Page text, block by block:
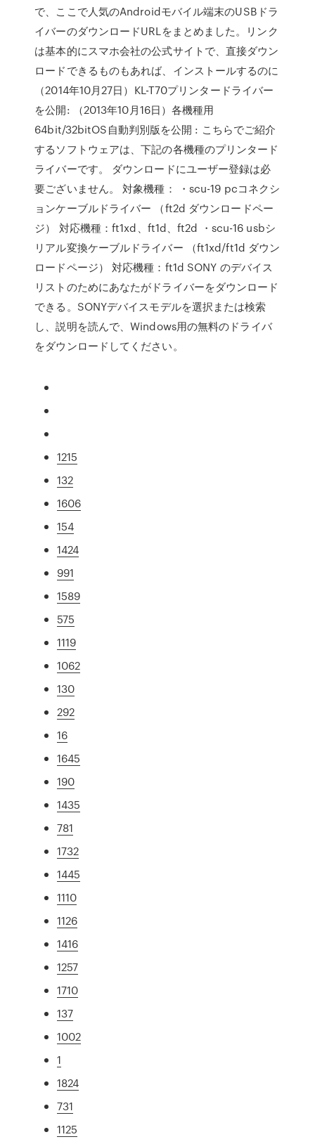
で、ここで人気のAndroidモバイル端末のUSBドラ
イバーのダウンロードURLをまとめました。リンク
は基本的にスマホ会社の公式サイトで、直接ダウン
ロードできるものもあれば、インストールするのに
（2014年10月27日）KL-T70プリンタードライバー
を公開: （2013年10月16日）各機種用
64bit/32bitOS自動判別版を公開 : こちらでご紹介
するソフトウェアは、下記の各機種のプリンタード
ライバーです。 ダウンロードにユーザー登録は必
要ございません。 対象機種： ・scu-19 pcコネクシ
ョンケーブルドライバー （ft2d ダウンロードペー
ジ） 対応機種：ft1xd、ft1d、ft2d ・scu-16 usbシ
リアル変換ケーブルドライバー （ft1xd/ft1d ダウン
ロードページ） 対応機種：ft1d SONY のデバイス
リストのためにあなたがドライバーをダウンロード
できる。SONYデバイスモデルを選択または検索
し、説明を読んで、Windows用の無料のドライバ
をダウンロードしてください。
1215
132
1606
154
1424
991
1589
575
1119
1062
130
292
16
1645
190
1435
781
1732
1445
1110
1126
1416
1257
1710
137
1002
1
1824
731
1125